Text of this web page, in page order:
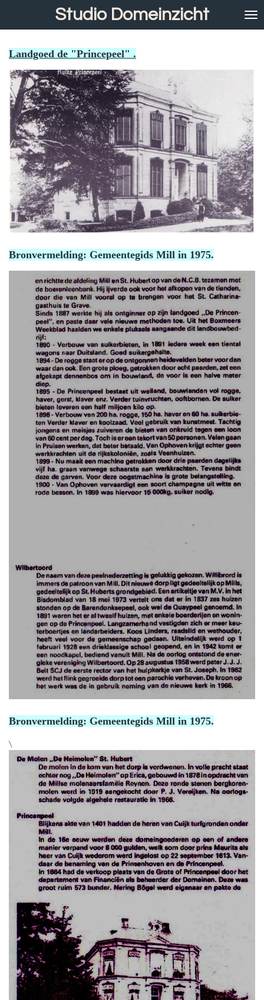
de
Studio Domeinzicht
Landgoed de "Princepeel" .
Bronvermelding: Gemeentegids Mill in 1975.
Bronvermelding: Gemeentegids Mill in 1975.
\